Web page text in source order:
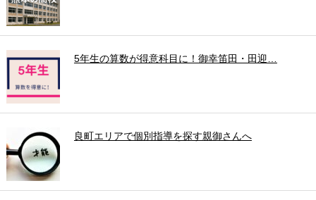
5年生の算数が得意科目に！御幸笛田・田迎…
良町エリアで個別指導を探す親御さんへ